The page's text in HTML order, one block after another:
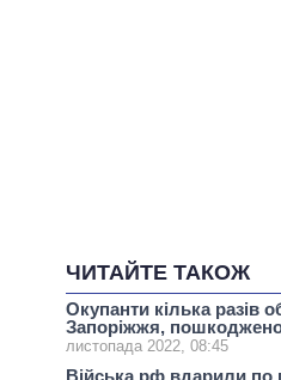
ЧИТАЙТЕ ТАКОЖ
Окупанти кілька разів
Запоріжжя,
листопада 2022, 08:45